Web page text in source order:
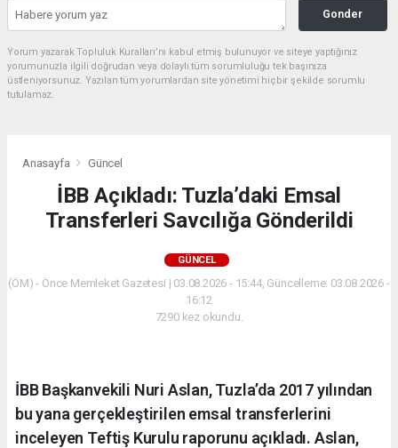
Gonder
Yorum yazarak Topluluk Kuralları’nı kabul etmiş bulunuyor ve siteye yaptığınız
yorumunuzla ilgili doğrudan veya dolaylı tüm sorumluluğu tek başınıza
üstleniyorsunuz. Yazılan tüm yorumlardan site yönetimi hiçbir şekilde sorumlu
tutulamaz.
Anasayfa Güncel
İBB Açıkladı: Tuzla’daki Emsal
Transferleri Savcılığa Gönderildi
GÜNCEL
(ÖM) - Önce Memleket Gazetesi | 03.08.2026 - 15:44, Güncelleme: 03.08.2026 -
16:12
7290 kez okundu.
İBB Başkanvekili Nuri Aslan, Tuzla’da 2017 yılından
bu yana gerçekleştirilen emsal transferlerini
inceleyen Teftiş Kurulu raporunu açıkladı. Aslan,